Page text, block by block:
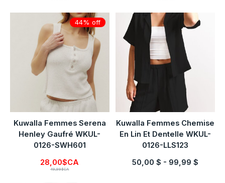
44% off
Kuwalla Femmes Serena
Henley Gaufré WKUL-
0126-SWH601
28,00$CA
49,99$CA
Kuwalla Femmes Chemise
En Lin Et Dentelle WKUL-
0126-LLS123
50,00 $ - 99,99 $